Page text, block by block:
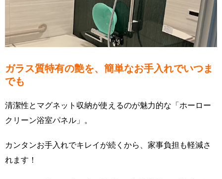
ガラス質特有の艶を、簡単なお手入れでいつま
でも
清潔性とマグネット収納が使えるのが魅力的な「ホーロー
クリーン浴室パネル」。
カンタンお手入れでキレイが続くから、家事負担も軽減さ
れます！